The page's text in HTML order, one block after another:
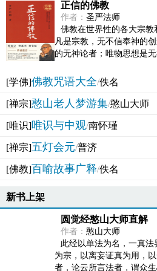
正信的佛教
作者： 圣严法师
佛教在世界性的各大宗教
凡是宗教，无不信奉神的
的无神论者；唯物思想是
[学佛]佛教咒语大全/佚名
[禅宗]憨山老人梦游集/憨山大师
[唯识]唯识与中观/南怀瑾
[禅宗]五灯会元/普济
[佛教]百喻故事广释/佚名
新书上架
圆觉经憨山大师直解
作者： 憨山大师
此经以单法为名，一真
为宗，以离妄证真为用，
者，论云所言法者，谓众